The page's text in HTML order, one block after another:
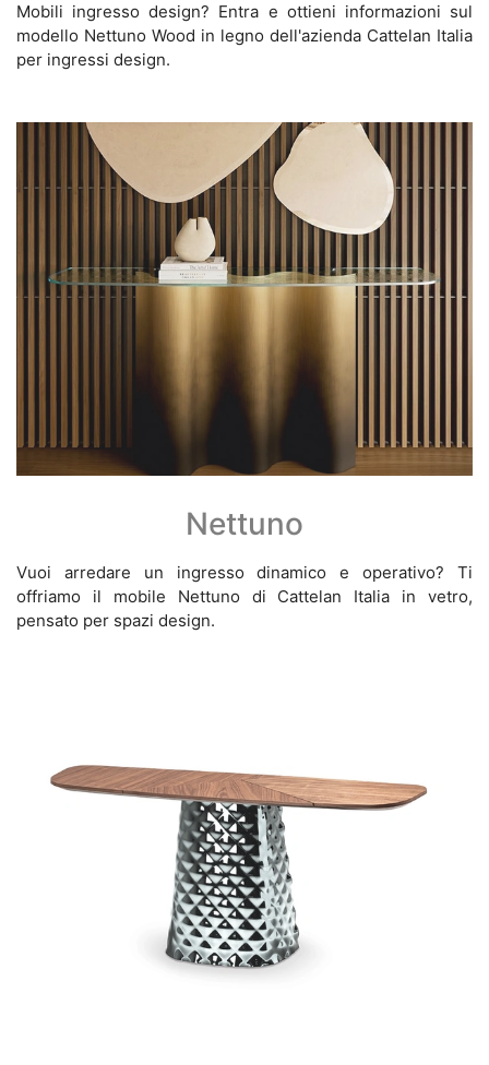
Mobili ingresso design? Entra e ottieni informazioni sul
modello Nettuno Wood in legno dell'azienda Cattelan Italia
per ingressi design.
Nettuno
Vuoi arredare un ingresso dinamico e operativo? Ti
offriamo il mobile Nettuno di Cattelan Italia in vetro,
pensato per spazi design.